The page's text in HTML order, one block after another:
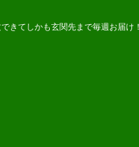
きてしかも玄関先まで毎週お届け！